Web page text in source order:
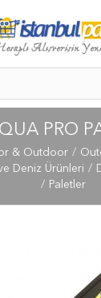
PRO
& Outdoor
Deniz Ürünleri
Paletler